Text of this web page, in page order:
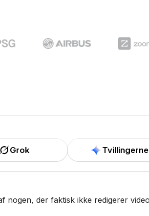
Grok Tvillingerne
nogen, der faktisk ikke redigerer